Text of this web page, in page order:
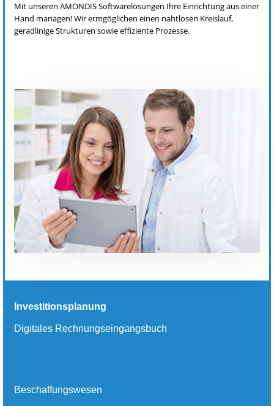
Mit unseren AMONDIS Softwarelösungen Ihre Einrichtung aus einer
Hand managen! Wir ermgöglichen einen nahtlosen Kreislauf,
geradlinige Strukturen sowie effiziente Prozesse.
Investitionsplanung
Digitales Rechnungseingangsbuch
Beschaffungswesen